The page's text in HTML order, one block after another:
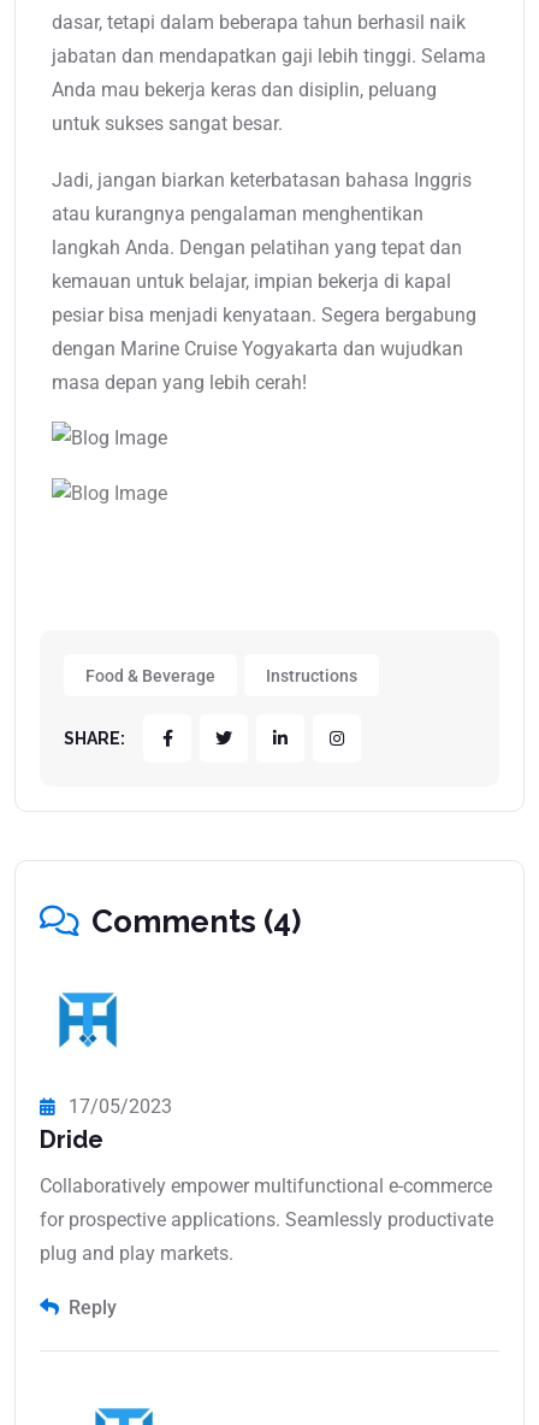
dasar, tetapi dalam beberapa tahun berhasil naik
jabatan dan mendapatkan gaji lebih tinggi. Selama
Anda mau bekerja keras dan disiplin, peluang
untuk sukses sangat besar.
Jadi, jangan biarkan keterbatasan bahasa Inggris
atau kurangnya pengalaman menghentikan
langkah Anda. Dengan pelatihan yang tepat dan
kemauan untuk belajar, impian bekerja di kapal
pesiar bisa menjadi kenyataan. Segera bergabung
dengan Marine Cruise Yogyakarta dan wujudkan
masa depan yang lebih cerah!
Food & Beverage Instructions
SHARE:
Comments (4)
17/05/2023
Dride
Collaboratively empower multifunctional e-commerce
for prospective applications. Seamlessly productivate
plug and play markets.
Reply